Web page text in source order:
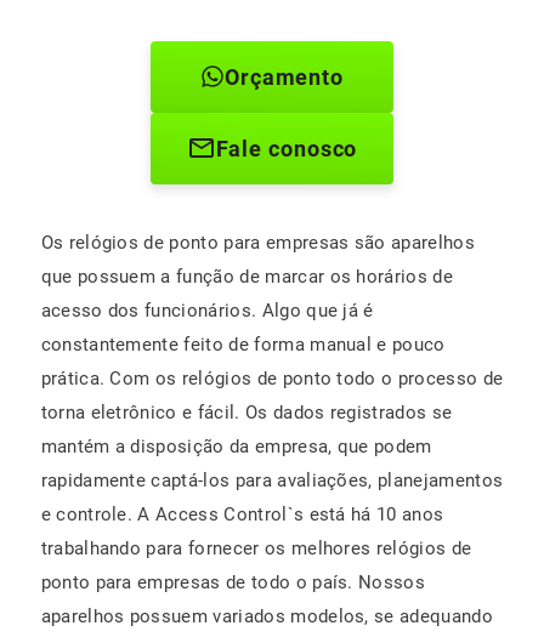
Orçamento
Fale conosco
Os relógios de ponto para empresas são aparelhos
que possuem a função de marcar os horários de
acesso dos funcionários. Algo que já é
constantemente feito de forma manual e pouco
prática. Com os relógios de ponto todo o processo de
torna eletrônico e fácil. Os dados registrados se
mantém a disposição da empresa, que podem
rapidamente captá-los para avaliações, planejamentos
e controle. A Access Control`s está há 10 anos
trabalhando para fornecer os melhores relógios de
ponto para empresas de todo o país. Nossos
aparelhos possuem variados modelos, se adequando